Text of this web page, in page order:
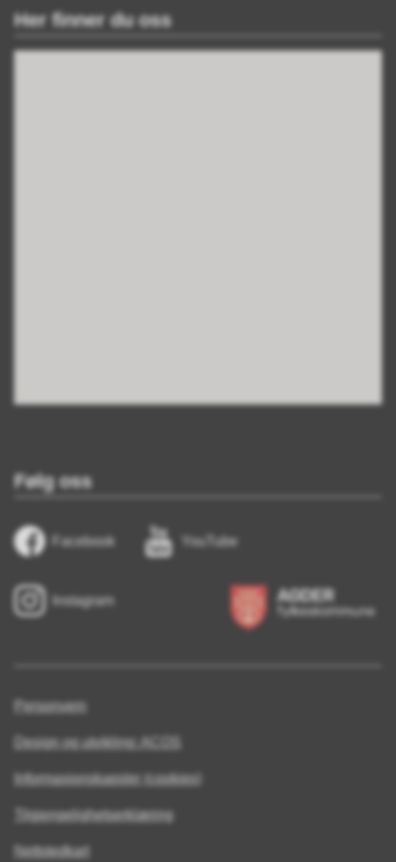
Her finner du oss
Følg oss
Facebook YouTube
Instagram
Personvern
Design og utvikling: ACOS
Informasjonskapsler (cookies)
Tilgjengelighetserklæring
Nettstedkart